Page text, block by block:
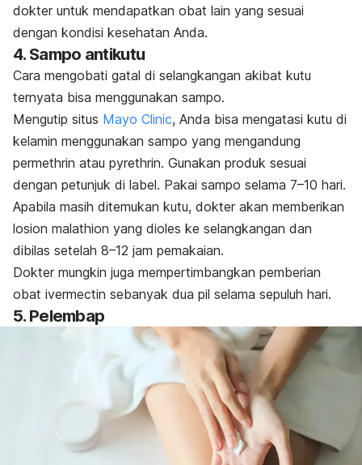
dokter untuk mendapatkan obat lain yang sesuai
dengan kondisi kesehatan Anda.
4. Sampo antikutu
Cara mengobati gatal di selangkangan akibat kutu
ternyata bisa menggunakan sampo.
Mengutip situs Mayo Clinic, Anda bisa mengatasi kutu di
kelamin menggunakan sampo yang mengandung
permethrin atau pyrethrin. Gunakan produk sesuai
dengan petunjuk di label. Pakai sampo selama 7–10 hari.
Apabila masih ditemukan kutu, dokter akan memberikan
losion malathion yang dioles ke selangkangan dan
dibilas setelah 8–12 jam pemakaian.
Dokter mungkin juga mempertimbangkan pemberian
obat ivermectin sebanyak dua pil selama sepuluh hari.
5. Pelembap